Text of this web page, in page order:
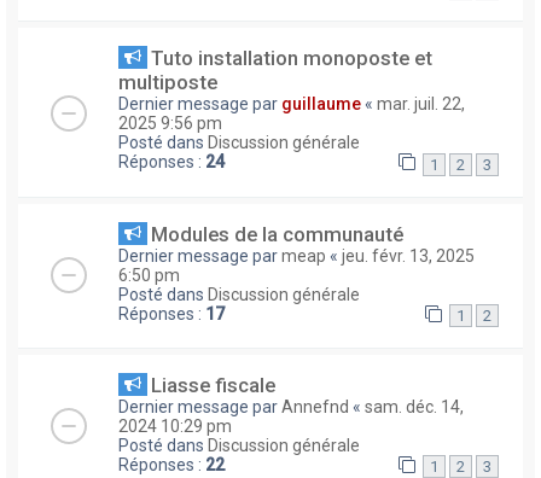
Tuto installation monoposte et
multiposte
Dernier message par guillaume « mar. juil. 22,
2025 9:56 pm
Posté dans Discussion générale
Réponses : 24 1 2 3
Modules de la communauté
Dernier message parmeap « jeu. févr. 13, 2025
6:50 pm
Posté dans Discussion générale
Réponses : 17 1 2
Liasse fiscale
Dernier message parAnnefnd « sam. déc. 14,
2024 10:29 pm
Posté dans Discussion générale
Réponses : 22 1 2 3